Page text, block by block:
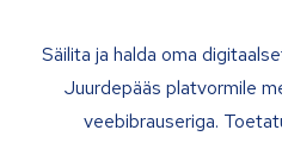
Säilita ja halda oma
Juurdepääs platvormile
veebibrauseriga.